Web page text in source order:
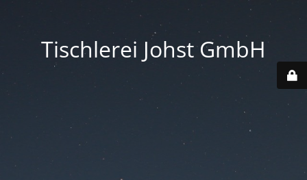
Tischlerei Johst GmbH